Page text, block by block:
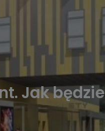
Jak będzie